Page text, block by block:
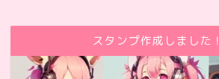
スタンプ作成しました！